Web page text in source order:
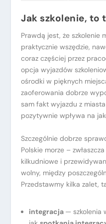
Jak szkolenie, to
Prawdą jest, że szkolenie
praktycznie wszędzie,
coraz częściej przez
opcja wyjazdów
ośrodki w pięknych
zaoferowania dobrze
sam fakt wyjazdu z
pozytywnie wpływa na
Szczególnie dobrze
Polskie morze –
kilkudniowe i
wolny, między
Przedstawmy kilka zalet,
integracja — szkolenia